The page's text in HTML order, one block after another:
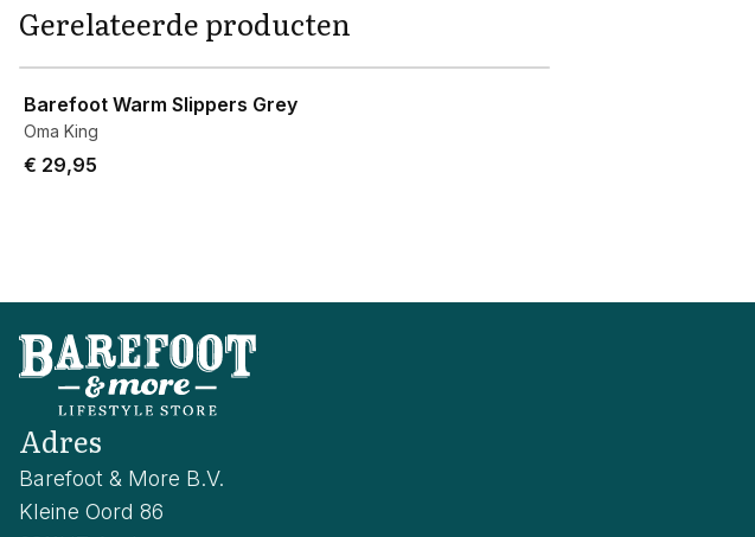
Gerelateerde producten
Barefoot Warm Slippers Grey
Oma King
€ 29,95
Adres
Barefoot & More B.V.
Kleine Oord 86